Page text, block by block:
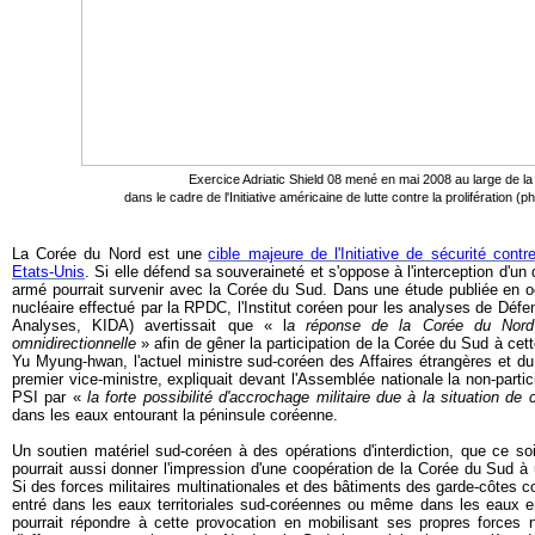
Exercice Adriatic Shield 08 mené en mai 2008 au large de
dans le cadre de l'Initiative américaine de lutte contre la prolifération
La Corée du Nord est une cible majeure de l'Initiative de sécurité
Etats-Unis. Si elle défend sa souveraineté et s'oppose à l'interception
armé pourrait survenir avec la Corée du Sud. Dans une étude publiée en
nucléaire effectué par la RPDC, l'Institut coréen pour les analyses de
Analyses, KIDA) avertissait que « l a réponse de la Corée du
omnidirectionnelle » afin de gêner la participation de la Corée du Sud à
Yu Myung-hwan, l'actuel ministre sud-coréen des Affaires étrangères et
premier vice-ministre, expliquait devant l'Assemblée nationale la non-
PSI par «la forte possibilité d'accrochage militaire due à la situation de
dans les eaux entourant la péninsule coréenne.
Un soutien matériel sud-coréen à des opérations d'interdiction, que ce
pourrait aussi donner l'impression d'une coopération de la Corée du Sud
Si des forces militaires multinationales et des bâtiments des garde-côtes
entré dans les eaux territoriales sud-coréennes ou même dans les eaux
pourrait répondre à cette provocation en mobilisant ses propres forces